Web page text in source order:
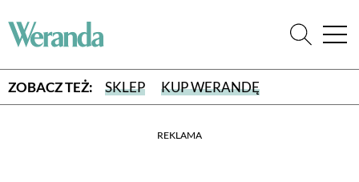
ZOBACZ TEŻ: SKLEP KUP WERANDĘ
REKLAMA